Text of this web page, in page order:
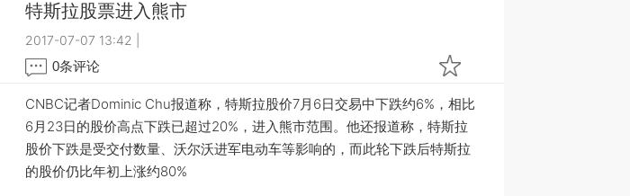
特斯拉股票进入熊市
2017-07-07 13:42
0条评论
CNBC记者Dominic Chu报道称，特斯拉股价7月6日交易中下跌约6%，相比
6月23日的股价高点下跌已超过20%，进入熊市范围。他还报道称，特斯拉
股价下跌是受交付数量、沃尔沃进军电动车等影响的，而此轮下跌后特斯拉
的股价仍比年初上涨约80%